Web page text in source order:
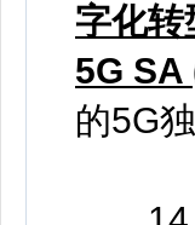
字化转
5G SA
的5G